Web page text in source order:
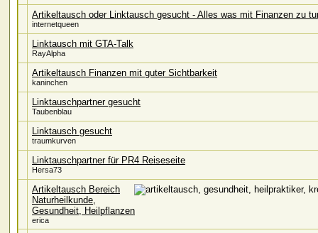
Artikeltausch oder Linktausch gesucht - Alles was mit Finanzen zu
internetqueen
Linktausch mit GTA-Talk
RayAlpha
Artikeltausch Finanzen mit guter Sichtbarkeit
kaninchen
Linktauschpartner gesucht
Taubenblau
Linktausch gesucht
traumkurven
Linktauschpartner für PR4 Reiseseite
Hersa73
Artikeltausch Bereich
Naturheilkunde,
Gesundheit, Heilpflanzen
erica